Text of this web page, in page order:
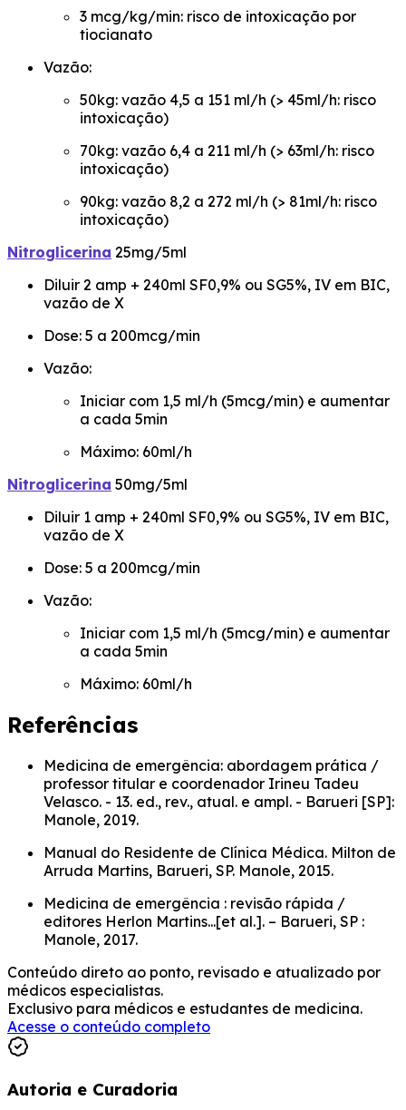
3 mcg/kg/min: risco de intoxicação por
tiocianato
Vazão:
50kg: vazão 4,5 a 151 ml/h (> 45ml/h: risco
intoxicação)
70kg: vazão 6,4 a 211 ml/h (> 63ml/h: risco
intoxicação)
90kg: vazão 8,2 a 272 ml/h (> 81ml/h: risco
intoxicação)
Nitroglicerina 25mg/5ml
Diluir 2 amp + 240ml SF0,9% ou SG5%, IV em BIC,
vazão de X
Dose: 5 a 200mcg/min
Vazão:
Iniciar com 1,5 ml/h (5mcg/min) e aumentar
a cada 5min
Máximo: 60ml/h
Nitroglicerina 50mg/5ml
Diluir 1 amp + 240ml SF0,9% ou SG5%, IV em BIC,
vazão de X
Dose: 5 a 200mcg/min
Vazão:
Iniciar com 1,5 ml/h (5mcg/min) e aumentar
a cada 5min
Máximo: 60ml/h
Referências
Medicina de emergência: abordagem prática /
professor titular e coordenador Irineu Tadeu
Velasco. - 13. ed., rev., atual. e ampl. - Barueri [SP]:
Manole, 2019.
Manual do Residente de Clínica Médica. Milton de
Arruda Martins, Barueri, SP. Manole, 2015.
Medicina de emergência : revisão rápida /
editores Herlon Martins...[et al.]. – Barueri, SP :
Manole, 2017.
Conteúdo direto ao ponto, revisado e atualizado por
médicos especialistas.
Exclusivo para médicos e estudantes de medicina.
Acesse o conteúdo completo
Autoria e Curadoria